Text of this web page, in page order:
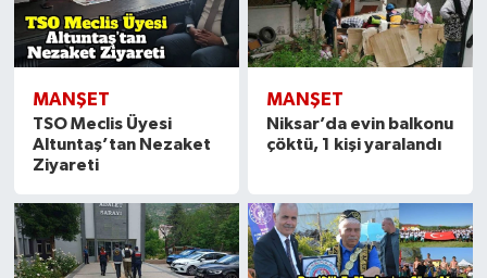
MANŞET
TSO Meclis Üyesi
Altuntaş’tan Nezaket
Ziyareti
MANŞET
Niksar’da evin balkonu
çöktü, 1 kişi yaralandı